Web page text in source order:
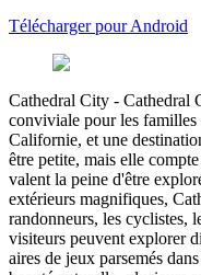
Télécharger pour Android
Cathedral City - Cathedral
conviviale pour les familles
Californie, et une
être petite, mais elle
valent la peine d'être
extérieurs magnifiques,
randonneurs, les cyclistes,
visiteurs peuvent explorer
aires de jeux parsemés